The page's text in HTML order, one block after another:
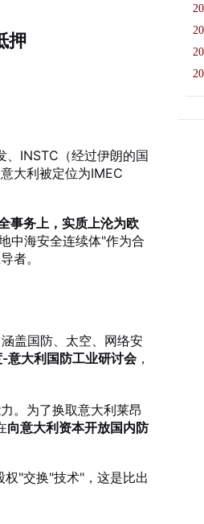
押
INSTC（经过伊朗的国
大利被定位为IMEC
事务上，实质上沦为欧
中海安全连续体"作为合
者。
涵盖国防、太空、网络安
-意大利国防工业研讨会，
。为了换取意大利莱昂
向意大利资本开放国内防
"交换"技术"，这是比出